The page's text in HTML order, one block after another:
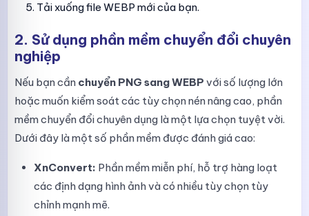
Tải xuống file WEBP mới của bạn.
2. Sử dụng phần mềm chuyển đổi chuyên
nghiệp
Nếu bạn cần chuyển PNG sang WEBP với số lượng lớn
hoặc muốn kiểm soát các tùy chọn nén nâng cao, phần
mềm chuyển đổi chuyên dụng là một lựa chọn tuyệt vời.
Dưới đây là một số phần mềm được đánh giá cao:
XnConvert: Phần mềm miễn phí, hỗ trợ hàng loạt
các định dạng hình ảnh và có nhiều tùy chọn tùy
chỉnh mạnh mẽ.